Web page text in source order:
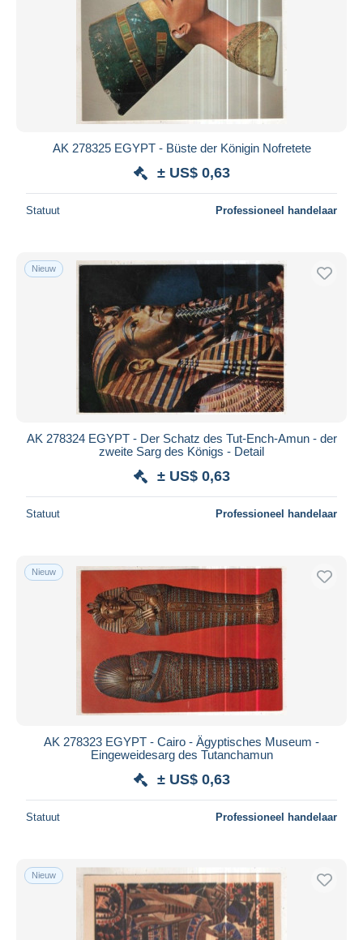
AK 278325 EGYPT - Büste der Königin Nofretete
± US$ 0,63
Statuut Professioneel handelaar
Nieuw
AK 278324 EGYPT - Der Schatz des Tut-Ench-Amun - der
zweite Sarg des Königs - Detail
± US$ 0,63
Statuut Professioneel handelaar
Nieuw
AK 278323 EGYPT - Cairo - Ägyptisches Museum -
Eingeweidesarg des Tutanchamun
± US$ 0,63
Statuut Professioneel handelaar
Nieuw